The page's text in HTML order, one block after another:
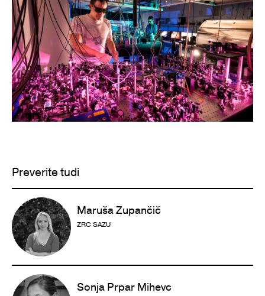
Preverite tudi
Maruša Zupančič
ZRC SAZU
Sonja Prpar Mihevc